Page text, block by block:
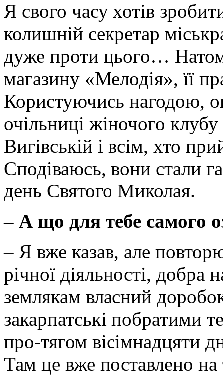
Я свого часу хотів
колишній секретар
дуже проти цього…
магазину «Мелодія», її
Користуючись нагодою,
очільниці жіночого
Вигівській і всім, хто
Сподіваюсь, вони стали
день Святого Миколая.
– А що для тебе самого
– Я вже казав, але
річної діяльності, добра
землякам власний
закарпатські побратими
про-тягом вісімнадцяти
Там це вже поставлено на